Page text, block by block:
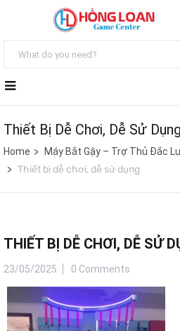
Thiết Bị Dễ Chơi, Dễ Sử Dụng
Home Máy Bắt Gậy – Trợ Thủ Đắc
Thiết bị dễ chơi, dễ sử dụng
THIẾT BỊ DỄ CHƠI, DỄ SỬ
23/05/2025 0 Comments